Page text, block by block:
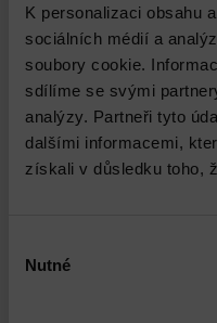
K personalizaci obsahu
sociálních médií a
soubory cookie.
sdílíme se svými
analýzy. Partneři tyto
dalšími informacemi,
získali v důsledku toho,
souhlasu
Nutné